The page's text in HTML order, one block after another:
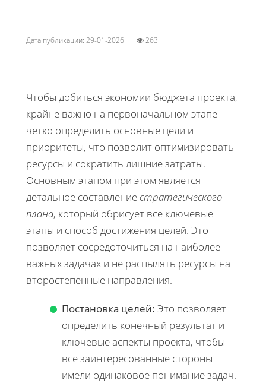
Дата публикации: 29-01-2026 263
Чтобы добиться экономии бюджета проекта,
крайне важно на первоначальном этапе
чётко определить основные цели и
приоритеты, что позволит оптимизировать
ресурсы и сократить лишние затраты.
Основным этапом при этом является
детальное составлениестратегического
плана, который обрисует все ключевые
этапы и способ достижения целей. Это
позволяет сосредоточиться на наиболее
важных задачах и не распылять ресурсы на
второстепенные направления.
Постановка целей: Это позволяет
определить конечный результат и
ключевые аспекты проекта, чтобы
все заинтересованные стороны
имели одинаковое понимание задач.